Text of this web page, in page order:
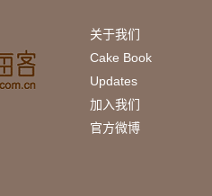
关于我们
Cake Book
Updates
加入我们
官方微博